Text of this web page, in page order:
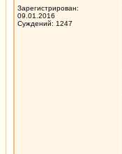
Зарегистрирован:
09.01.2016
Суждений: 1247